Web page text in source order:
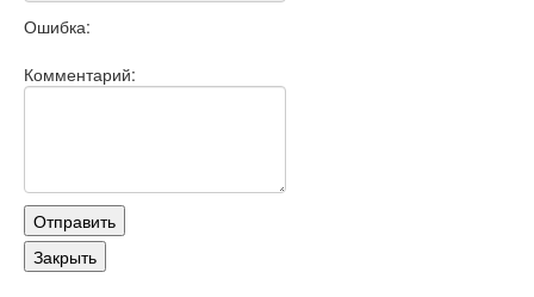
Ошибка:
Комментарий: